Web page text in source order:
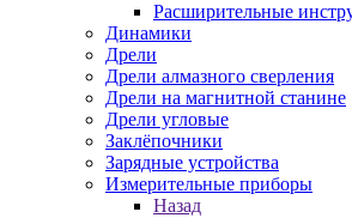
Расширительные
Динамики
Дрели
Дрели алмазного сверления
Дрели на магнитной станине
Дрели угловые
Заклёпочники
Зарядные устройства
Измерительные приборы
Назад